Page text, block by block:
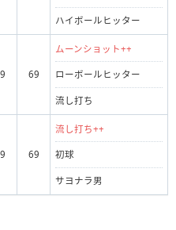
ハイボールヒッター
69
ムーンショット++
ローボールヒッター
流し打ち
69
流し打ち++
初球
サヨナラ男